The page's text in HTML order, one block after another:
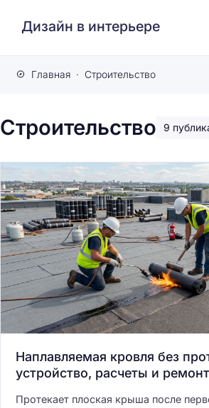
Дизайн в интерьере
Главная Строительство
Строительство 9
Наплавляемая кровля без
устройство, расчеты и
Протекает плоская крыша после